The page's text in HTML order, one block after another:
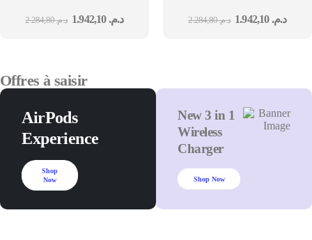
د.م.2.284,80 د.م.1.942,10 د.م.2.284,80 د.م.1.942,10
Offres à saisir
AirPods
Experience
Shop
Now
New 3 in 1
Wireless
Charger
Shop Now